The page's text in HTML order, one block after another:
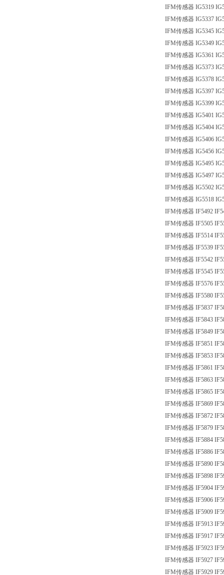
IFM传感器 IG5319
IFM传感器 IG5337
IFM传感器 IG5345
IFM传感器 IG5349
IFM传感器 IG5361
IFM传感器 IG5373
IFM传感器 IG5378
IFM传感器 IG5397
IFM传感器 IG5399
IFM传感器 IG5401
IFM传感器 IG5404
IFM传感器 IG5406
IFM传感器 IG5456
IFM传感器 IG5495
IFM传感器 IG5497
IFM传感器 IG5502
IFM传感器 IG5518
IFM传感器 IF5492
IFM传感器 IF5505
IFM传感器 IF5514
IFM传感器 IF5539
IFM传感器 IF5542
IFM传感器 IF5545
IFM传感器 IF5576
IFM传感器 IF5580
IFM传感器 IF5837
IFM传感器 IF5843
IFM传感器 IF5849
IFM传感器 IF5851
IFM传感器 IF5853
IFM传感器 IF5861
IFM传感器 IF5863
IFM传感器 IF5865
IFM传感器 IF5869
IFM传感器 IF5872
IFM传感器 IF5879
IFM传感器 IF5884
IFM传感器 IF5886
IFM传感器 IF5890
IFM传感器 IF5898
IFM传感器 IF5904
IFM传感器 IF5906
IFM传感器 IF5909
IFM传感器 IF5913
IFM传感器 IF5917
IFM传感器 IF5923
IFM传感器 IF5927
IFM传感器 IF5929